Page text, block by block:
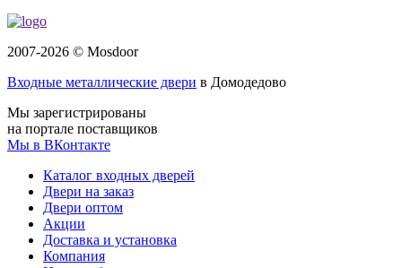
2007-2026 © Mosdoor
Входные металлические двери в Домодедово
Мы зарегистрированы
на портале поставщиков
Мы в ВКонтакте
Каталог входных дверей
Двери на заказ
Двери оптом
Акции
Доставка и установка
Компания